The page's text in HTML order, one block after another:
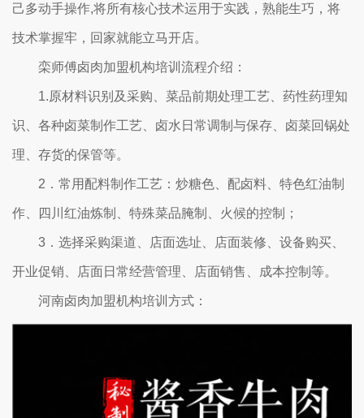
己多动手操作,将所有核心技术运用于实践，熟能生巧，将
技术掌握牢，回家就能立马开店。
栾师傅卤肉加盟机构培训流程介绍：
1.原材料识别及采购、菜品前期处理工艺、药性药理知
识、各种卤菜制作工艺、卤水日常调制与保存、卤菜回锅处
理、存货的保管等。
2．常用配料制作工艺：炒糖色、配卤料、特色红油制
作、四川红油炼制、特殊菜品腌制、火候的控制；
3．选择采购渠道、店面选址、店面装修、设备购买、
开业促销、店面日常经营管理、店面销售、成本控制等。
河南卤肉加盟机构培训方式：